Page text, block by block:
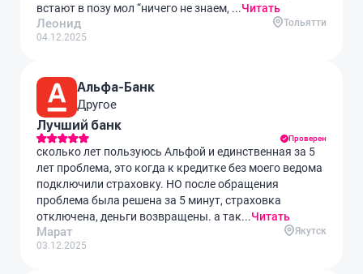
встают в позу мол “ничего не знаем, ...Читать
Леонид
04.12.2025
Тольятти
Альфа-Банк
Другое
Лучший банк
Проверен
сколько лет пользуюсь Альфой и единственная за 5
лет проблема, это когда к кредитке без моего ведома
подключили страховку. НО после обращения
проблема была решена за 5 минут, страховка
отключена, деньги возвращены. а так...Читать
Марат
03.12.2025
Якутск